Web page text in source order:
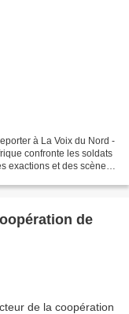
à La Voix du Nord -
confronte les soldats
exactions et des scènes
de